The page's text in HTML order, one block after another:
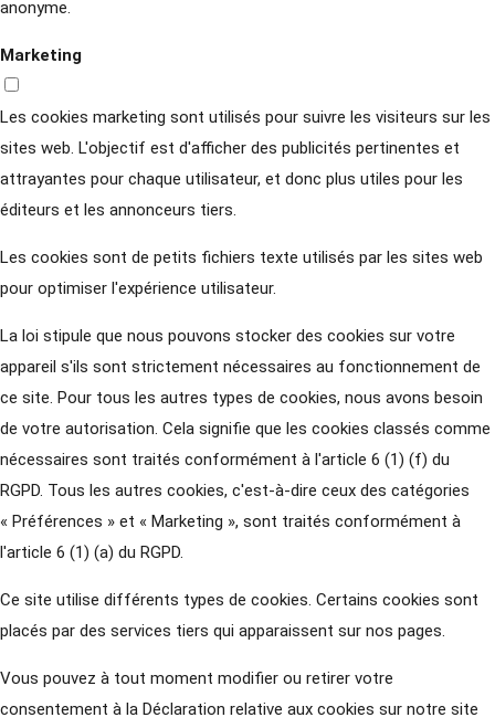
anonyme.
Marketing
Les cookies marketing sont utilisés pour suivre les visiteurs sur les
sites web. L'objectif est d'afficher des publicités pertinentes et
attrayantes pour chaque utilisateur, et donc plus utiles pour les
éditeurs et les annonceurs tiers.
Les cookies sont de petits fichiers texte utilisés par les sites web
pour optimiser l'expérience utilisateur.
La loi stipule que nous pouvons stocker des cookies sur votre
appareil s'ils sont strictement nécessaires au fonctionnement de
ce site. Pour tous les autres types de cookies, nous avons besoin
de votre autorisation. Cela signifie que les cookies classés comme
nécessaires sont traités conformément à l'article 6 (1) (f) du
RGPD. Tous les autres cookies, c'est-à-dire ceux des catégories
« Préférences » et « Marketing », sont traités conformément à
l'article 6 (1) (a) du RGPD.
Ce site utilise différents types de cookies. Certains cookies sont
placés par des services tiers qui apparaissent sur nos pages.
Vous pouvez à tout moment modifier ou retirer votre
consentement à la Déclaration relative aux cookies sur notre site